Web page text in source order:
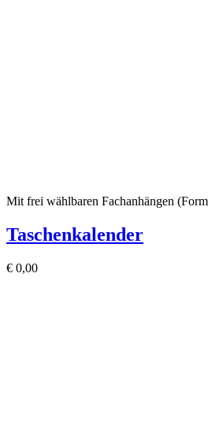
Mit frei wählbaren Fachanhängen
Taschenkalender
€ 0,00